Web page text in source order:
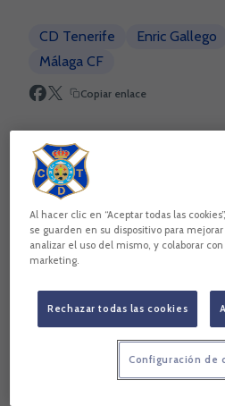
CD Tenerife Enric Gallego
Málaga CF
Copiar enlace
“Sabíamos de la
Ambos equipos llegábamos en
Al hacer clic en “Aceptar todas las
se guarden en su dispositivo para
analizar el uso del mismo, y colaborar
marketing.
Rechazar todas las cookies
Configuración de